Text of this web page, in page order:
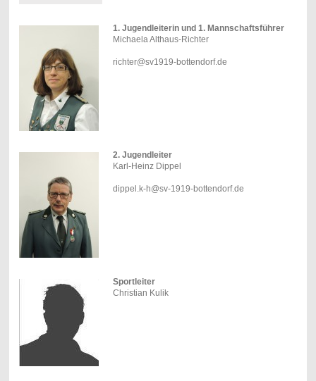
1. Jugendleiterin und 1. Mannschaftsführer
Michaela Althaus-Richter
richter@sv1919-bottendorf.de
2. Jugendleiter
Karl-Heinz Dippel
dippel.k-h@sv-1919-bottendorf.de
Sportleiter
Christian Kulik